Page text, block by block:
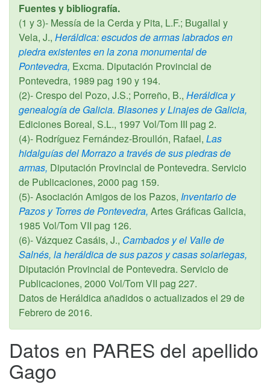
Fuentes y bibliografía.
(1 y 3)- Messía de la Cerda y Pita, L.F.; Bugallal y
Vela, J., Heráldica: escudos de armas labrados en
piedra existentes en la zona monumental de
Pontevedra, Excma. Diputación Provincial de
Pontevedra, 1989 pag 190 y 194.
(2)- Crespo del Pozo, J.S.; Porreño, B., Heráldica y
genealogía de Galicia. Blasones y Linajes de Galicia,
Ediciones Boreal, S.L., 1997Vol/Tom III pag 2.
(4)- Rodríguez Fernández-Broullón, Rafael, Las
hidalguías del Morrazo a través de sus piedras de
armas, Diputación Provincial de Pontevedra. Servicio
de Publicaciones, 2000 pag 159.
(5)- Asociación Amigos de los Pazos, Inventario de
Pazos y Torres de Pontevedra, Artes Gráficas Galicia,
1985Vol/Tom VII pag 126.
(6)- Vázquez Casáis, J., Cambados y el Valle de
Salnés, la heráldica de sus pazos y casas solariegas,
Diputación Provincial de Pontevedra. Servicio de
Publicaciones, 2000 Vol/Tom VII pag 227.
Datos de Heráldica añadidos o actualizados el 29 de
Febrero de 2016.
Datos en PARES del apellido
Gago